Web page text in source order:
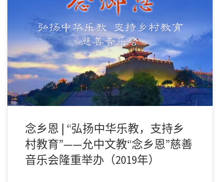
群星荟萃，聚爱心，一场音乐与人文的视听盛宴；华灯初上，念乡
恩，一场文明与传承的精神大餐。
念乡恩 | “弘扬中华乐教，支持乡
村教育”——允中文教“念乡恩”慈善
音乐会隆重举办（2019年）